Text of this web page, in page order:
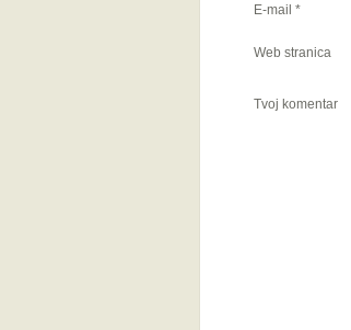
E-mail *
Web stranica
Tvoj komentar